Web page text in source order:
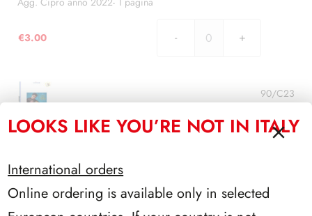
pagina
€3.00
Cipro
anno
Agg. Cipro anno 2023- 1 pagina
90/C23
LOOKS LIKE YOU’RE NOT IN ITALY
International orders
Online ordering is available only in selected